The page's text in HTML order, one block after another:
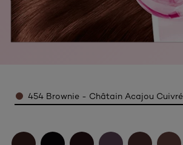
Color454 Brownie - Châtain Acajou Cuivré